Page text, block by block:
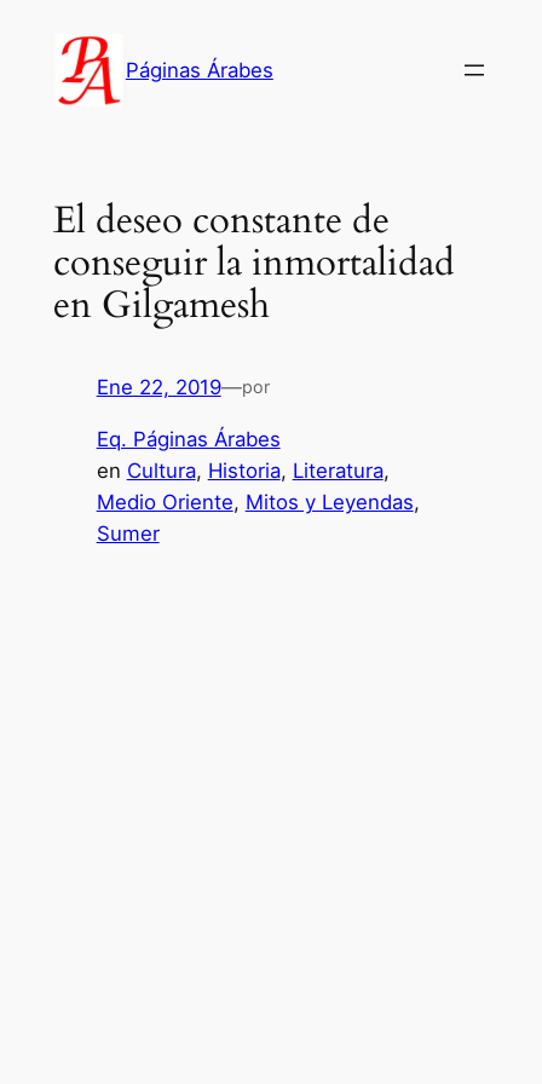
contenido
Páginas Árabes
El deseo constante de
conseguir la inmortalidad
en Gilgamesh
Ene 22, 2019—por
Eq. Páginas Árabes
en Cultura, Historia, Literatura
Medio Oriente, Mitos y Leyendas
Sumer